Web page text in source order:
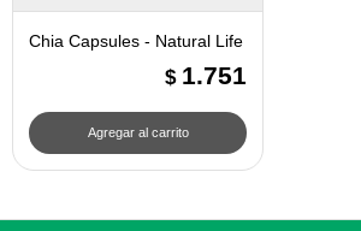
Chia Capsules - Natural Life
$ 1.751